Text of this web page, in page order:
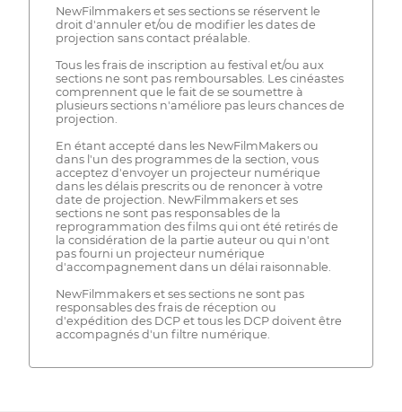
NewFilmmakers et ses sections se réservent le
droit d'annuler et/ou de modifier les dates de
projection sans contact préalable.
Tous les frais de inscription au festival et/ou aux
sections ne sont pas remboursables. Les cinéastes
comprennent que le fait de se soumettre à
plusieurs sections n'améliore pas leurs chances de
projection.
En étant accepté dans les NewFilmMakers ou
dans l'un des programmes de la section, vous
acceptez d'envoyer un projecteur numérique
dans les délais prescrits ou de renoncer à votre
date de projection. NewFilmmakers et ses
sections ne sont pas responsables de la
reprogrammation des films qui ont été retirés de
la considération de la partie auteur ou qui n'ont
pas fourni un projecteur numérique
d'accompagnement dans un délai raisonnable.
NewFilmmakers et ses sections ne sont pas
responsables des frais de réception ou
d'expédition des DCP et tous les DCP doivent être
accompagnés d'un filtre numérique.